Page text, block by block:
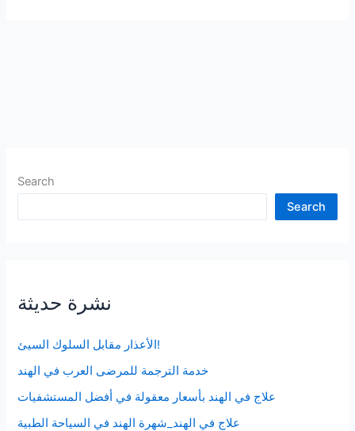
Search
Search
نشرة حديثة
الأعذار مقابل السلوك السيئ!
خدمة الترجمة للمرضى العرب في الهند
علاج في الهند بأسعار معقولة في أفضل المستشفيات
علاج في الهند_شهرة الهند في السياحة الطبية